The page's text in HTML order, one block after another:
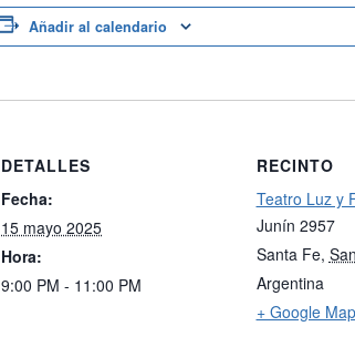
Añadir al calendario
DETALLES
Fecha:
15 mayo 2025
Hora:
9:00 PM - 11:00 PM
RECINTO
Teatro Luz y
Junín 2957
Santa Fe,
Argentina
+ Google Map